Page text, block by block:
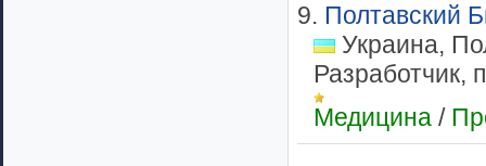
9. Полтавский
Украина,
Разработчик,
Медицина /